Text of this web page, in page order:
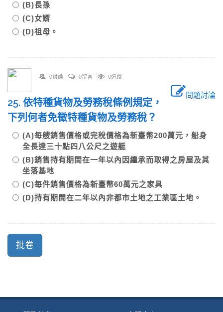
(B)長孫
(C)女婿
(D)祖母。
0討論 0留言 0追蹤
問題討論
25. 依特種貨物及勞務稅條例規定，
下列何者免徵特種貨物及勞務稅？
(A)每艘銷售價格或完稅價格為新臺幣200萬元，船身
全長達三十點四八公尺之遊艇
(B)銷售持有期間在一年以內因繼承而取得之房屋及其
坐落基地
(C)每件銷售價格為新臺幣60萬元之家具
(D)持有期間在二年以內非都市土地之工業區土地。